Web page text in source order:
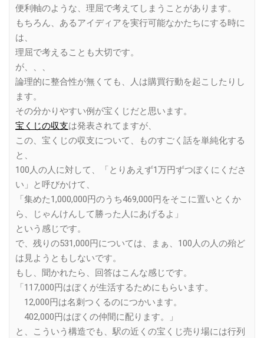
便利軸のような、理屈で考えてしまうことがあります。
もちろん、あるアイディアを実行可能なかたちにする時に
は、
理屈で考えることも大切です。
が、、、
論理的に整合性が無くても、人は購買行動を起こしたりし
ます。
その分かりやすい例が宝くじだと思います。
宝くじの収支は発表されてますが、
この、宝くじの収支について、ものすごく話を単純化する
と、
100人の人に対して、「とりあえず1万円ずつぼくにくださ
い」と呼びかけて、
「集めた1,000,000円のうち469,000円をそこに置いとくか
ら、じゃんけんして勝った人にあげるよ」
という感じです。
で、残りの531,000円については、まぁ、100人の人の殆ど
は見ようともしないです。
もし、聞かれたら、回答はこんな感じです。
「117,000円はぼくが生活するためにもらいます。
12,000円は名刺つくるのにつかいます。
402,000円はぼくの仲間に配ります。」
と、こういう構造でも、駅の近くの宝くじ売り場には行列